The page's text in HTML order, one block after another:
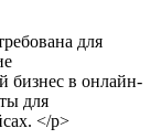
для
бизнес в онлайн-
для
</p>